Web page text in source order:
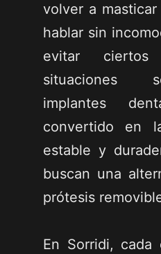
volver a
hablar sin
evitar
situaciones
implantes
convertido en
estable y
buscan una
prótesis
En Sorridi, cada